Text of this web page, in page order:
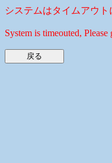
システムはタイムアウ
System is timeouted, Please